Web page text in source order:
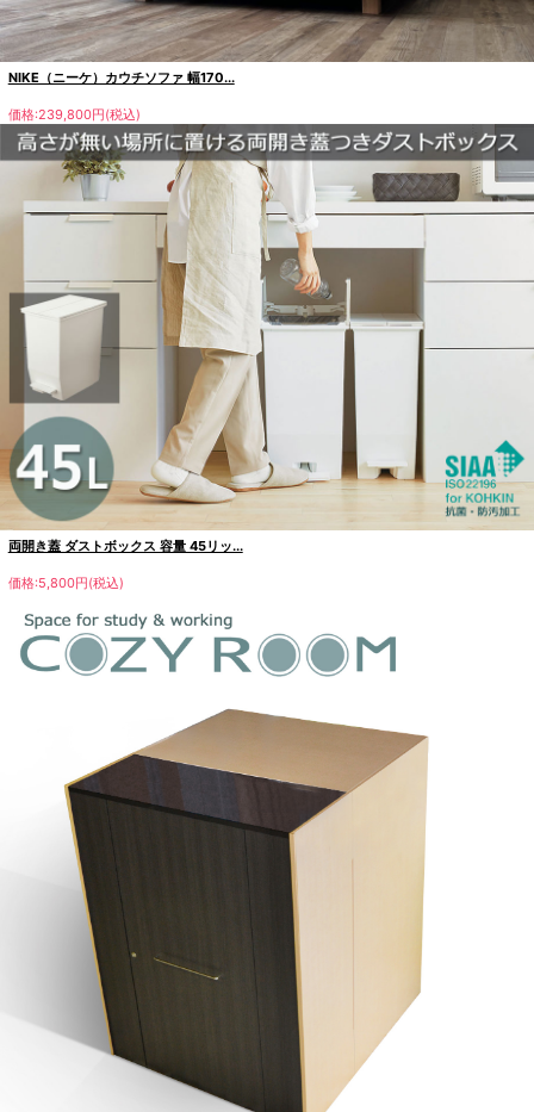
NIKE（ニーケ）カウチソファ 幅170...
価格:239,800円(税込)
両開き蓋 ダストボックス 容量 45リッ...
価格:5,800円(税込)